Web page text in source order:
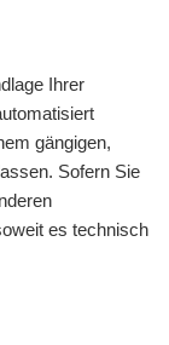
Ihrer
gängigen,
Sofern Sie
es technisch